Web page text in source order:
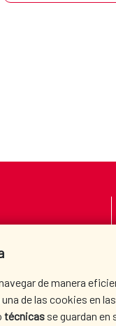
de manera
de las cookies en
técnicas se guardan en